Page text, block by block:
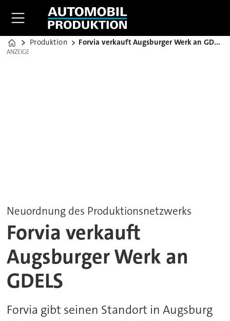
Home
Produktion Forvia verkauft Augsburger Werk an GDELS
ANZEIGE
ANZEIGE
Neuordnung des Produktionsnetzwerks
Forvia verkauft
Augsburger Werk an
GDELS
Forvia gibt seinen Standort in Augsburg